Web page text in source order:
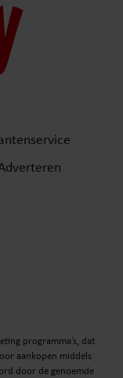
programma’s, dat
aankopen middels
door de genoemde